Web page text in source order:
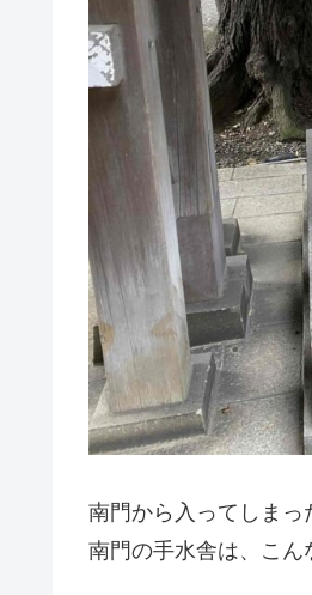
南門から入ってしまっ
南門の手水舎は、こん